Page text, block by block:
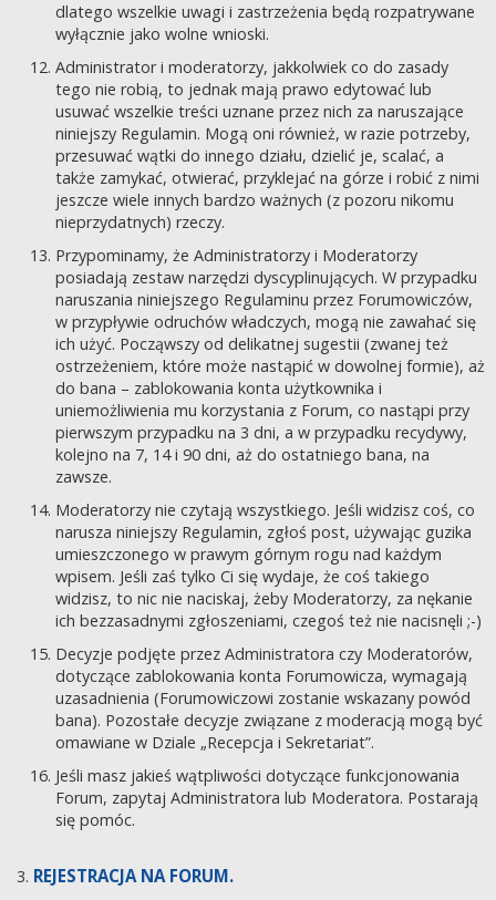
dlatego wszelkie uwagi i zastrzeżenia będą rozpatrywane
wyłącznie jako wolne wnioski.
Administrator i moderatorzy, jakkolwiek co do zasady
tego nie robią, to jednak mają prawo edytować lub
usuwać wszelkie treści uznane przez nich za naruszające
niniejszy Regulamin. Mogą oni również, w razie potrzeby,
przesuwać wątki do innego działu, dzielić je, scalać, a
także zamykać, otwierać, przyklejać na górze i robić z nimi
jeszcze wiele innych bardzo ważnych (z pozoru nikomu
nieprzydatnych) rzeczy.
Przypominamy, że Administratorzy i Moderatorzy
posiadają zestaw narzędzi dyscyplinujących. W przypadku
naruszania niniejszego Regulaminu przez Forumowiczów,
w przypływie odruchów władczych, mogą nie zawahać się
ich użyć. Począwszy od delikatnej sugestii (zwanej też
ostrzeżeniem, które może nastąpić w dowolnej formie), aż
do bana – zablokowania konta użytkownika i
uniemożliwienia mu korzystania z Forum, co nastąpi przy
pierwszym przypadku na 3 dni, a w przypadku recydywy,
kolejno na 7, 14 i 90 dni, aż do ostatniego bana, na
zawsze.
Moderatorzy nie czytają wszystkiego. Jeśli widzisz coś, co
narusza niniejszy Regulamin, zgłoś post, używając guzika
umieszczonego w prawym górnym rogu nad każdym
wpisem. Jeśli zaś tylko Ci się wydaje, że coś takiego
widzisz, to nic nie naciskaj, żeby Moderatorzy, za nękanie
ich bezzasadnymi zgłoszeniami, czegoś też nie nacisnęli ;-)
Decyzje podjęte przez Administratora czy Moderatorów,
dotyczące zablokowania konta Forumowicza, wymagają
uzasadnienia (Forumowiczowi zostanie wskazany powód
bana). Pozostałe decyzje związane z moderacją mogą być
omawiane w Dziale „Recepcja i Sekretariat”.
Jeśli masz jakieś wątpliwości dotyczące funkcjonowania
Forum, zapytaj Administratora lub Moderatora. Postarają
się pomóc.
REJESTRACJA NA FORUM.